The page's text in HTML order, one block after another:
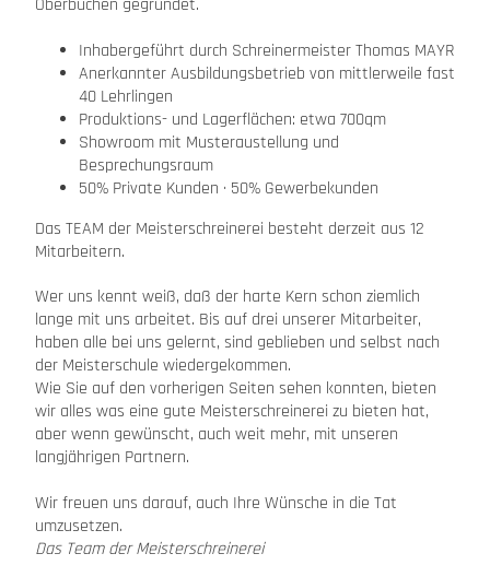
Oberbuchen gegründet.
Inhabergeführt durch Schreinermeister Thomas MAYR
Anerkannter Ausbildungsbetrieb von mittlerweile fast
40 Lehrlingen
Produktions- und Lagerflächen: etwa 700qm
Showroom mit Musteraustellung und
Besprechungsraum
50% Private Kunden · 50% Gewerbekunden
Das TEAM der Meisterschreinerei besteht derzeit aus 12
Mitarbeitern.
Wer uns kennt weiß, daß der harte Kern schon ziemlich
lange mit uns arbeitet. Bis auf drei unserer Mitarbeiter,
haben alle bei uns gelernt, sind geblieben und selbst nach
der Meisterschule wiedergekommen.
Wie Sie auf den vorherigen Seiten sehen konnten, bieten
wir alles was eine gute Meisterschreinerei zu bieten hat,
aber wenn gewünscht, auch weit mehr, mit unseren
langjährigen Partnern.
Wir freuen uns darauf, auch Ihre Wünsche in die Tat
umzusetzen.
Das Teamder Meisterschreinerei